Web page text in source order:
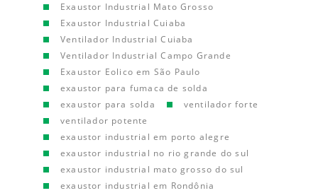
Exaustor Industrial Mato Grosso
Exaustor Industrial Cuiaba
Ventilador Industrial Cuiaba
Ventilador Industrial Campo Grande
Exaustor Eolico em São Paulo
exaustor para fumaca de solda
exaustor para solda
ventilador forte
ventilador potente
exaustor industrial em porto alegre
exaustor industrial no rio grande do sul
exaustor industrial mato grosso do sul
exaustor industrial em Rondônia